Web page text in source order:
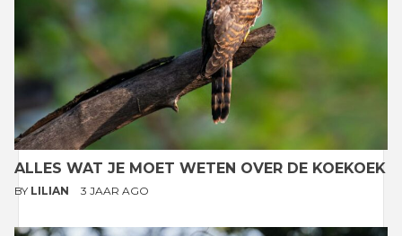
ALLES WAT JE MOET WETEN OVER DE KOEKOEK
BY LILIAN 3 JAAR AGO